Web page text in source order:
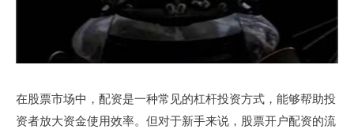
在股票市场中，配资是一种常见的杠杆投资方式，能够帮助投
资者放大资金使用效率。但对于新手来说，股票开户配资的流